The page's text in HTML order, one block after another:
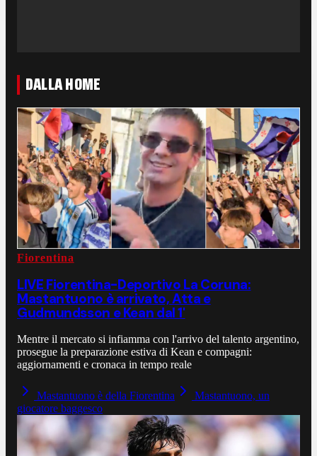
DALLA HOME
Fiorentina
LIVE Fiorentina-Deportivo La Coruna:
Mastantuono è arrivato, Atta e
Gudmundsson e Kean dal 1'
Mentre il mercato si infiamma con l'arrivo del talento argentino,
prosegue la preparazione estiva di Kean e compagni:
aggiornamenti e cronaca in tempo reale
Mastantuono è della Fiorentina
Mastantuono, un
giocatore baggesco